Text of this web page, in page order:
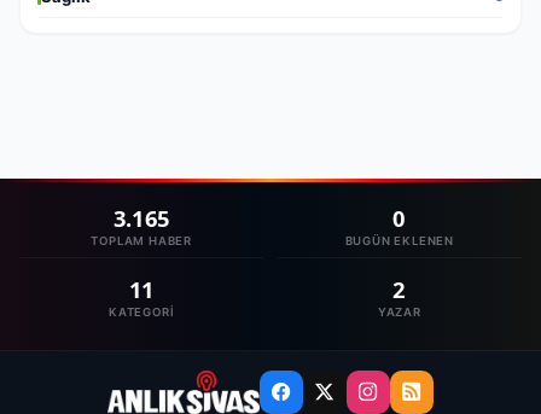
3.165
TOPLAM HABER
0
BUGÜN EKLENEN
11
KATEGORI
2
YAZAR